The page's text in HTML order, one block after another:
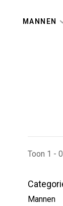
MANNEN
Toon 1 -
Mannen